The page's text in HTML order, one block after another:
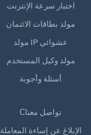
اختبار سرعة الإنترنت
مولد بطاقات الائتمان
مولد IP عشوائي
مولد وكيل المستخدم
أسئلة وأجوبة
Сتواصل معنا
الإبلاغ عن إساءة المعاملة